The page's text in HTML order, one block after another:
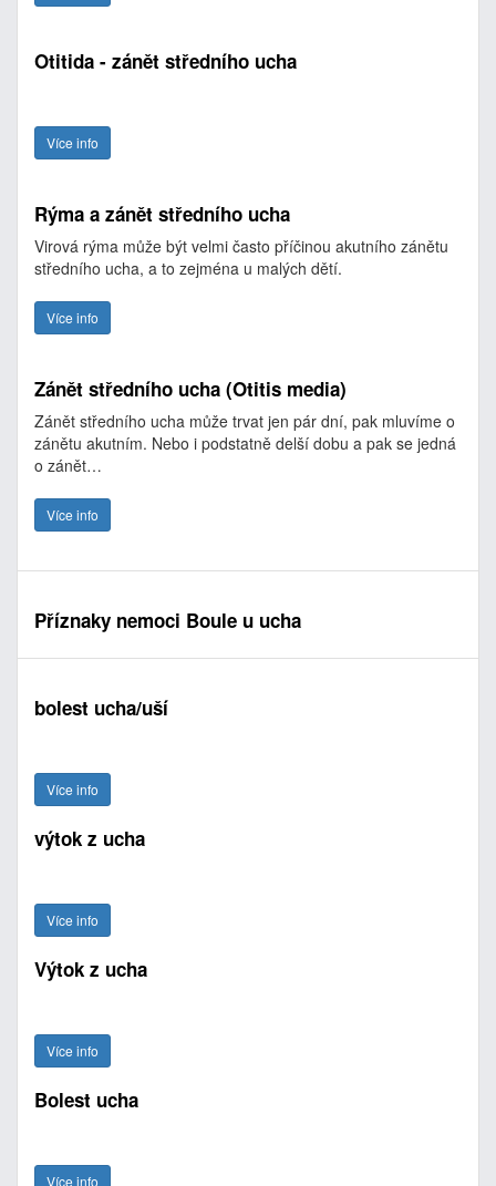
Otitida - zánět středního ucha
Více info
Rýma a zánět středního ucha
Virová rýma může být velmi často příčinou akutního zánětu
středního ucha, a to zejména u malých dětí.
Více info
Zánět středního ucha (Otitis media)
Zánět středního ucha může trvat jen pár dní, pak mluvíme o
zánětu akutním. Nebo i podstatně delší dobu a pak se jedná
o zánět…
Více info
Příznaky nemoci Boule u ucha
bolest ucha/uší
Více info
výtok z ucha
Více info
Výtok z ucha
Více info
Bolest ucha
Více info